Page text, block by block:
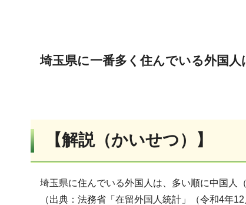
埼玉県に一番多く住んでいる外国人
【解説（かいせつ）】
埼玉県に住んでいる外国人は、多い順に中国人
（出典：法務省「在留外国人統計」（令和4年12